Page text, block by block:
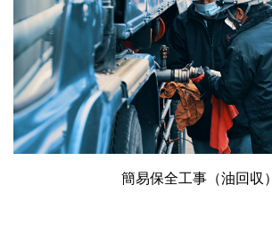
簡易保全工事（油回収）